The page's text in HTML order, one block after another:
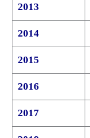
2013
2014
2015
2016
2017